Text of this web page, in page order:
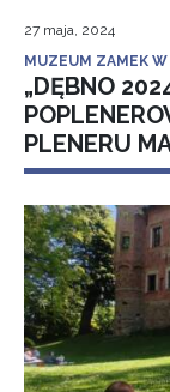
27 maja, 2024
MUZEUM ZAMEK W
„DĘBNO
PLENERU